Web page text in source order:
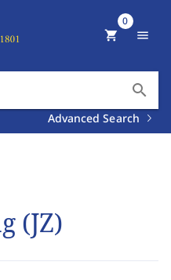
search
Advanced Search
shopping_cart
0
menu
(JZ)